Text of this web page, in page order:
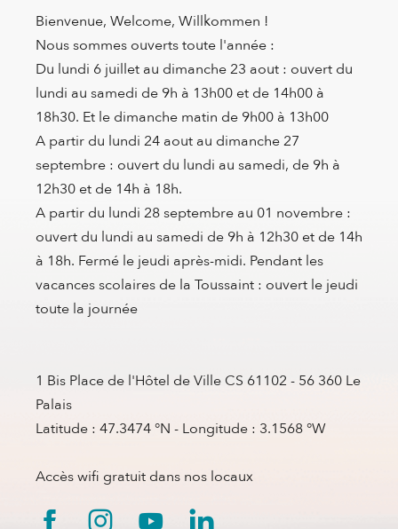
Bienvenue, Welcome, Willkommen !
Nous sommes ouverts toute l'année :
Du lundi 6 juillet au dimanche 23 aout : ouvert du
lundi au samedi de 9h à 13h00 et de 14h00 à
18h30. Et le dimanche matin de 9h00 à 13h00
A partir du lundi 24 aout au dimanche 27
septembre : ouvert du lundi au samedi, de 9h à
12h30 et de 14h à 18h.
A partir du lundi 28 septembre au 01 novembre :
ouvert du lundi au samedi de 9h à 12h30 et de 14h
à 18h. Fermé le jeudi après-midi. Pendant les
vacances scolaires de la Toussaint : ouvert le jeudi
toute la journée
1 Bis Place de l'Hôtel de Ville CS 61102 - 56 360 Le
Palais
Latitude : 47.3474 °N - Longitude : 3.1568 °W
Accès wifi gratuit dans nos locaux